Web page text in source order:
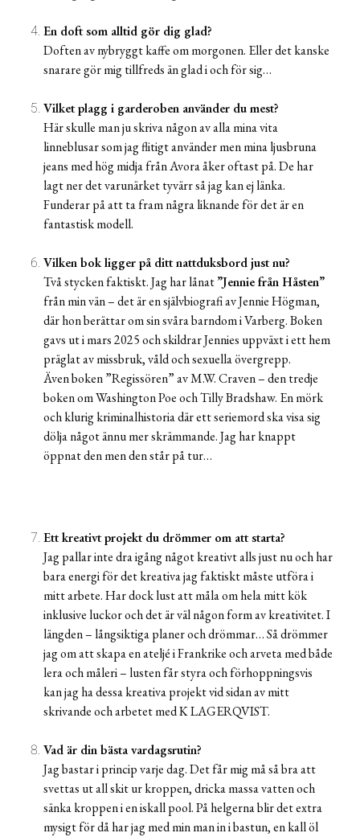
En doft som alltid gör dig glad?
Doften av nybryggt kaffe om morgonen. Eller det kanske
snarare gör mig tillfreds än glad i och för sig…
Vilket plagg i garderoben använder du mest?
Här skulle man ju skriva någon av alla mina vita
linneblusar som jag flitigt använder men mina ljusbruna
jeans med hög midja från Avora åker oftast på. De har
lagt ner det varunärket tyvärr så jag kan ej länka.
Funderar på att ta fram några liknande för det är en
fantastisk modell.
Vilken bok ligger på ditt nattduksbord just nu?
Två stycken faktiskt. Jag har lånat”Jennie från Håsten”
från min vän – det är en självbiografi av Jennie Högman,
där hon berättar om sin svåra barndom i Varberg. Boken
gavs ut i mars 2025 och skildrar Jennies uppväxt i ett hem
präglat av missbruk, våld och sexuella övergrepp.
Även boken ”Regissören” av M.W. Craven – den tredje
boken om Washington Poe och Tilly Bradshaw. En mörk
och klurig kriminalhistoria där ett seriemord ska visa sig
dölja något ännu mer skrämmande. Jag har knappt
öppnat den men den står på tur…
Ett kreativt projekt du drömmer om att starta?
Jag pallar inte dra igång något kreativt alls just nu och har
bara energi för det kreativa jag faktiskt måste utföra i
mitt arbete. Har dock lust att måla om hela mitt kök
inklusive luckor och det är väl någon form av kreativitet. I
längden – långsiktiga planer och drömmar… Så drömmer
jag om att skapa en ateljé i Frankrike och arveta med både
lera och måleri – lusten får styra och förhoppningsvis
kan jag ha dessa kreativa projekt vid sidan av mitt
skrivande och arbetet med K LAGERQVIST.
Vad är din bästa vardagsrutin?
Jag bastar i princip varje dag. Det får mig må så bra att
svettas ut all skit ur kroppen, dricka massa vatten och
sänka kroppen i en iskall pool. På helgerna blir det extra
mysigt för då har jag med min man in i bastun, en kall öl